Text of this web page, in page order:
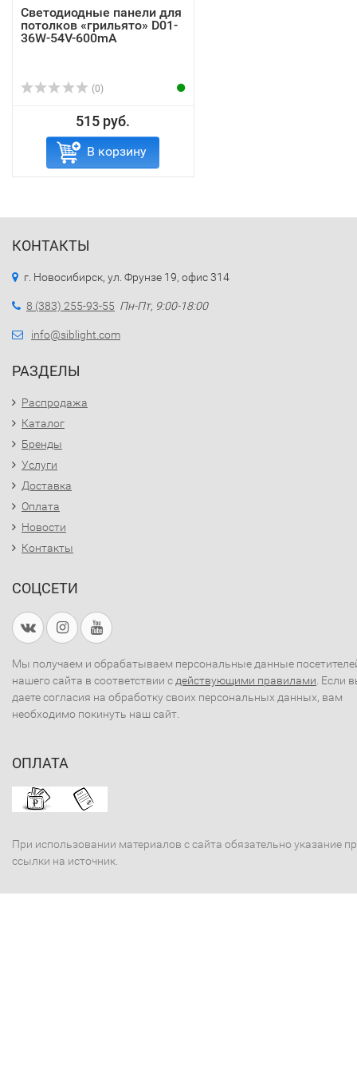
Светодиодные панели для
потолков «грильято» D01-
36W-54V-600mA
(0)
515 руб.
В корзину
КОНТАКТЫ
г. Новосибирск, ул. Фрунзе 19, офис 314
8 (383) 255-93-55 Пн-Пт, 9:00-18:00
info@siblight.com
РАЗДЕЛЫ
Распродажа
Каталог
Бренды
Услуги
Доставка
Оплата
Новости
Контакты
СОЦСЕТИ
Мы получаем и обрабатываем персональные данные
нашего сайта в соответствии с действующими правилами . Если
даете согласия на обработку своих персональных данных, вам
необходимо покинуть наш сайт.
ОПЛАТА
При использовании материалов с сайта обязательно указание
ссылки на источник.